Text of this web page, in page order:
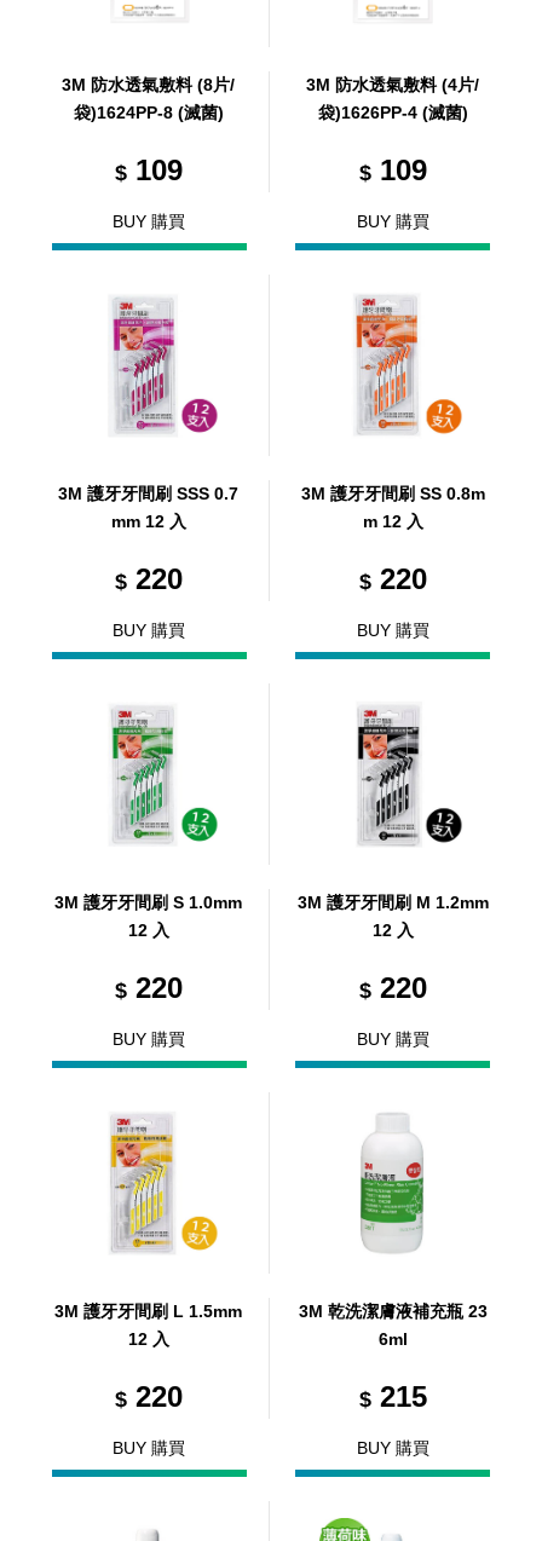
3M 防水透氣敷料 (8片/
袋)1624PP-8 (滅菌)
$109
BUY 購買
3M 防水透氣敷料 (4片/
袋)1626PP-4 (滅菌)
$109
BUY 購買
3M 護牙牙間刷 SSS 0.7
mm 12 入
$220
BUY 購買
3M 護牙牙間刷 SS 0.8m
m 12 入
$220
BUY 購買
3M 護牙牙間刷 S 1.0mm
12 入
$220
BUY 購買
3M 護牙牙間刷 M 1.2mm
12 入
$220
BUY 購買
3M 護牙牙間刷 L 1.5mm
12 入
$220
BUY 購買
3M 乾洗潔膚液補充瓶 23
6ml
$215
BUY 購買